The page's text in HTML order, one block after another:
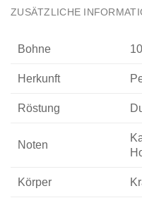
ZUSÄTZLICHE
Bohne
Herkunft
Röstung
Noten
Körper